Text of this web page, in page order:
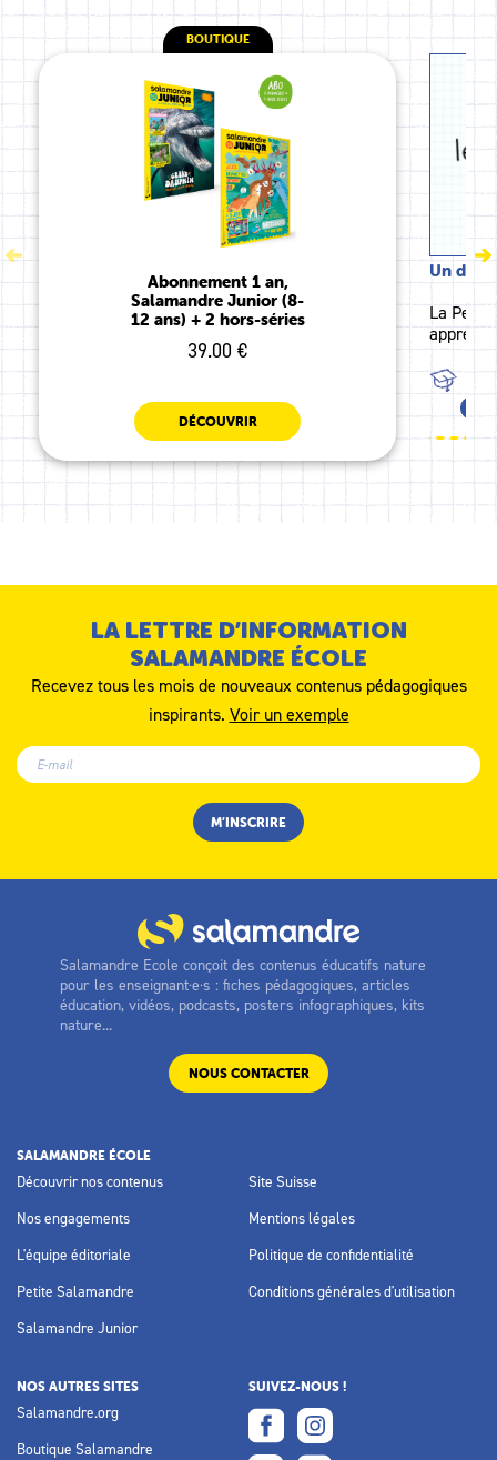
BOUTIQUE
Abonnement 1 an,
Salamandre Junior (8-
12 ans) + 2 hors-séries
39.00 €
DÉCOUVRIR
Un
La
LA LETTRE D’INFORMATION
SALAMANDRE ÉCOLE
Recevez tous les mois de nouveaux contenus pédagogiques
inspirants. Voir un exemple
Salamandre Ecole conçoit des contenus éducatifs nature
pour les enseignant·e·s : fiches pédagogiques, articles
éducation, vidéos, podcasts, posters infographiques, kits
nature...
NOUS CONTACTER
SALAMANDRE ÉCOLE
Découvrir nos contenus
Nos engagements
L'équipe éditoriale
Petite Salamandre
Salamandre Junior
Site Suisse
Mentions légales
Politique de confidentialité
Conditions générales d'utilisation
NOS AUTRES SITES
Salamandre.org
Boutique Salamandre
SUIVEZ-NOUS !